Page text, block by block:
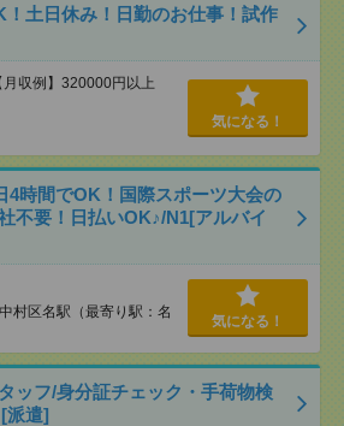
土日休み！日勤のお仕事！試作
収例】320000円以上
気になる！
時間でOK！国際スポーツ大会の
不要！日払いOK♪/N1[アルバイ
村区名駅（最寄り駅：名
気になる！
ッフ/身分証チェック・手荷物検
派遣]